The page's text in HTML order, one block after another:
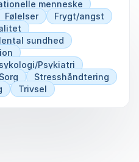
menneske
Følelser
Frygt/angst
sundhed
Psykiatri
Sorg
Stresshåndtering
Trivsel